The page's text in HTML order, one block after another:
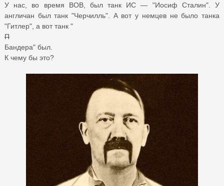
У нас, во время ВОВ, был танк ИС — "Иосиф Сталин". У
англичан был танк "Черчилль". А вот у немцев не было танка
"Гитлер", а вот танк "
П
Бандера" был.
К чему бы это?